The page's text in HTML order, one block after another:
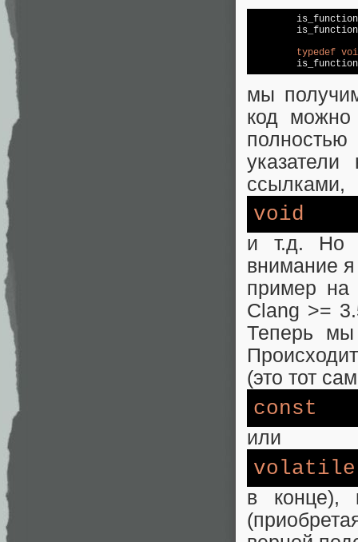
typedef
мы
код
ссылками,
void
и т.д. Но
внимание
пример на
Clang >=
Теперь мы
(это тот
const
или
volatile
в конце),